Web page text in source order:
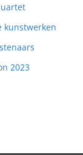
kunstwerken
2023